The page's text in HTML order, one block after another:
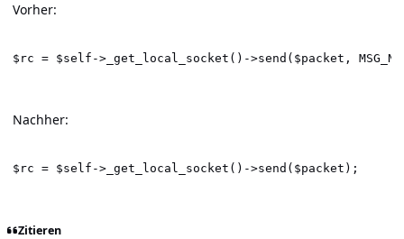
Vorher:
$rc = $self->_get_local_socket()->send($packet,
Nachher:
$rc = $self->_get_local_socket()->send($packet);
Zitieren